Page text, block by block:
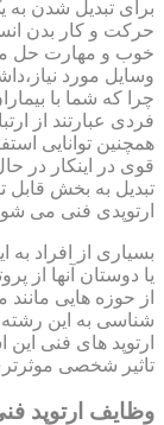
برای تبدیل شدن به
حرکت و کار بدن
خوب و مهارت حل
وسایل مورد
چرا که شما با
فردی عبارتند از
قوی در اینکار در
تبدیل به بخش قابل
ارتوپدی فنی می
بسیاری از افراد
یا دوستان آنها از
از حوزه هایی
شناسی به این رشته
ارتوپد های فنی
تاثیر شخصی
وظایف ارتوپد